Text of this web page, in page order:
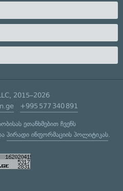
2015–2026
+995 577 340 891
ეთანხმებით ჩვენს
პირადი ინფორმაციის პოლიტიკას.